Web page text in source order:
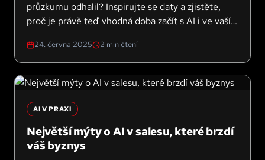
průzkumu odhalil? Inspirujte se daty a zjistěte,
proč je právě teď vhodná doba začít s AI i ve vaší
24. června 2025 2 min čtení
AI V PRAXI
Největší mýty o AI v salesu, které brzdí
váš byznys